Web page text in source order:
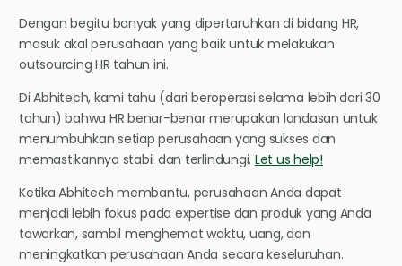
Dengan begitu banyak yang dipertaruhkan di bidang HR,
masuk akal perusahaan yang baik untuk melakukan
outsourcing HR tahun ini.
Di Abhitech, kami tahu (dari beroperasi selama lebih dari 30
tahun) bahwa HR benar-benar merupakan landasan untuk
menumbuhkan setiap perusahaan yang sukses dan
memastikannya stabil dan terlindungi. Let us help!
Ketika Abhitech membantu, perusahaan Anda dapat
menjadi lebih fokus pada expertise dan produk yang Anda
tawarkan, sambil menghemat waktu, uang, dan
meningkatkan perusahaan Anda secara keseluruhan.